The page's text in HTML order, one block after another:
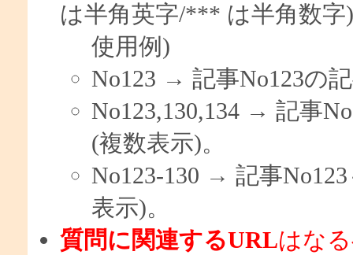
は半角英字/*** は半角数字
使用例)
No123 → 記事No123の
No123,130,134 → 記事
(複数表示)。
No123-130 → 記事
表示)。
質問に関連するURLはな